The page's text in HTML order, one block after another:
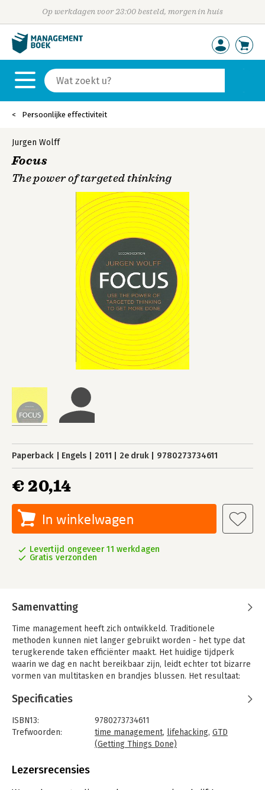
Op werkdagen voor 23:00 besteld, morgen in huis
Persoonlijke effectiviteit
Jurgen Wolff
Focus
The power of targeted thinking
Paperback Engels 2011 2e druk 9780273734611
€ 20,14
In winkelwagen
Levertijd ongeveer 11 werkdagen
Gratis verzonden
Samenvatting
Time management heeft zich ontwikkeld. Traditionele
methoden kunnen niet langer gebruikt worden - het type dat
terugkerende taken efficiënter maakt. Het huidige tijdperk
waarin we dag en nacht bereikbaar zijn, leidt echter tot bizarre
vormen van multitasken en brandjes blussen. Het resultaat:
De meeste time management boeken zijn geschreven voor de
zogenaamde 'linker hersenhelft' mensen; mensen die reeds
behoorlijk georganiseerd werken, dingen op een analytische
manier bekijken en daarbij ouderwetse technieken gebruiken.
beschrijft die u in staat stellen de staat van flow te bereiken
Specificaties
ISBN13:
9780273734611
Trefwoorden:
time management, lifehacking, GTD
(Getting Things Done)
Bindwijze:
Lezersrecensies